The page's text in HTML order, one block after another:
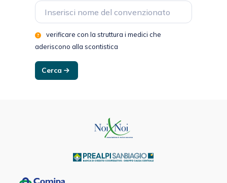
verificare con la struttura i medici che
aderiscono alla scontistica
Cerca